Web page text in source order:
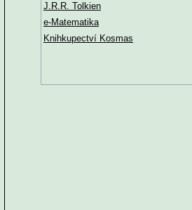
J.R.R. Tolkien
e-Matematika
Knihkupectví Kosmas